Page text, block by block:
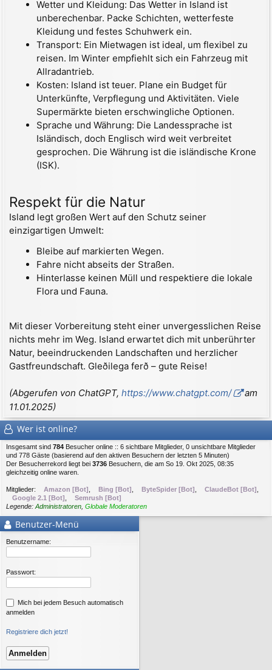
Wetter und Kleidung: Das Wetter in Island ist
unberechenbar. Packe Schichten, wetterfeste
Kleidung und festes Schuhwerk ein.
Transport: Ein Mietwagen ist ideal, um flexibel zu
reisen. Im Winter empfiehlt sich ein Fahrzeug mit
Allradantrieb.
Kosten: Island ist teuer. Plane ein Budget für
Unterkünfte, Verpflegung und Aktivitäten. Viele
Supermärkte bieten erschwingliche Optionen.
Sprache und Währung: Die Landessprache ist
Isländisch, doch Englisch wird weit verbreitet
gesprochen. Die Währung ist die isländische Krone
(ISK).
Respekt für die Natur
Island legt großen Wert auf den Schutz seiner
einzigartigen Umwelt:
Bleibe auf markierten Wegen.
Fahre nicht abseits der Straßen.
Hinterlasse keinen Müll und respektiere die lokale
Flora und Fauna.
Mit dieser Vorbereitung steht einer unvergesslichen Reise
nichts mehr im Weg. Island erwartet dich mit unberührter
Natur, beeindruckenden Landschaften und herzlicher
Gastfreundschaft. Gleðilega ferð – gute Reise!
(Abgerufen von ChatGPT, https://www.chatgpt.com/
am
11.01.2025)
Wer ist online?
Insgesamt sind 784 Besucher online :: 6 sichtbare Mitglieder, 0 unsichtbare Mitglieder
und 778 Gäste (basierend auf den aktiven Besuchern der letzten 5 Minuten)
Der Besucherrekord liegt bei 3736 Besuchern, die am So 19. Okt 2025, 08:35
gleichzeitig online waren.
Mitglieder: Amazon [Bot] Bing [Bot] ByteSpider [Bot] ClaudeBot [Bot]
Google 2.1 [Bot]
Semrush [Bot]
Legende: Administratoren Globale Moderatoren
Benutzer-Menü
Benutzername:
Passwort:
Mich bei jedem Besuch automatisch
anmelden
Registriere dich jetzt!